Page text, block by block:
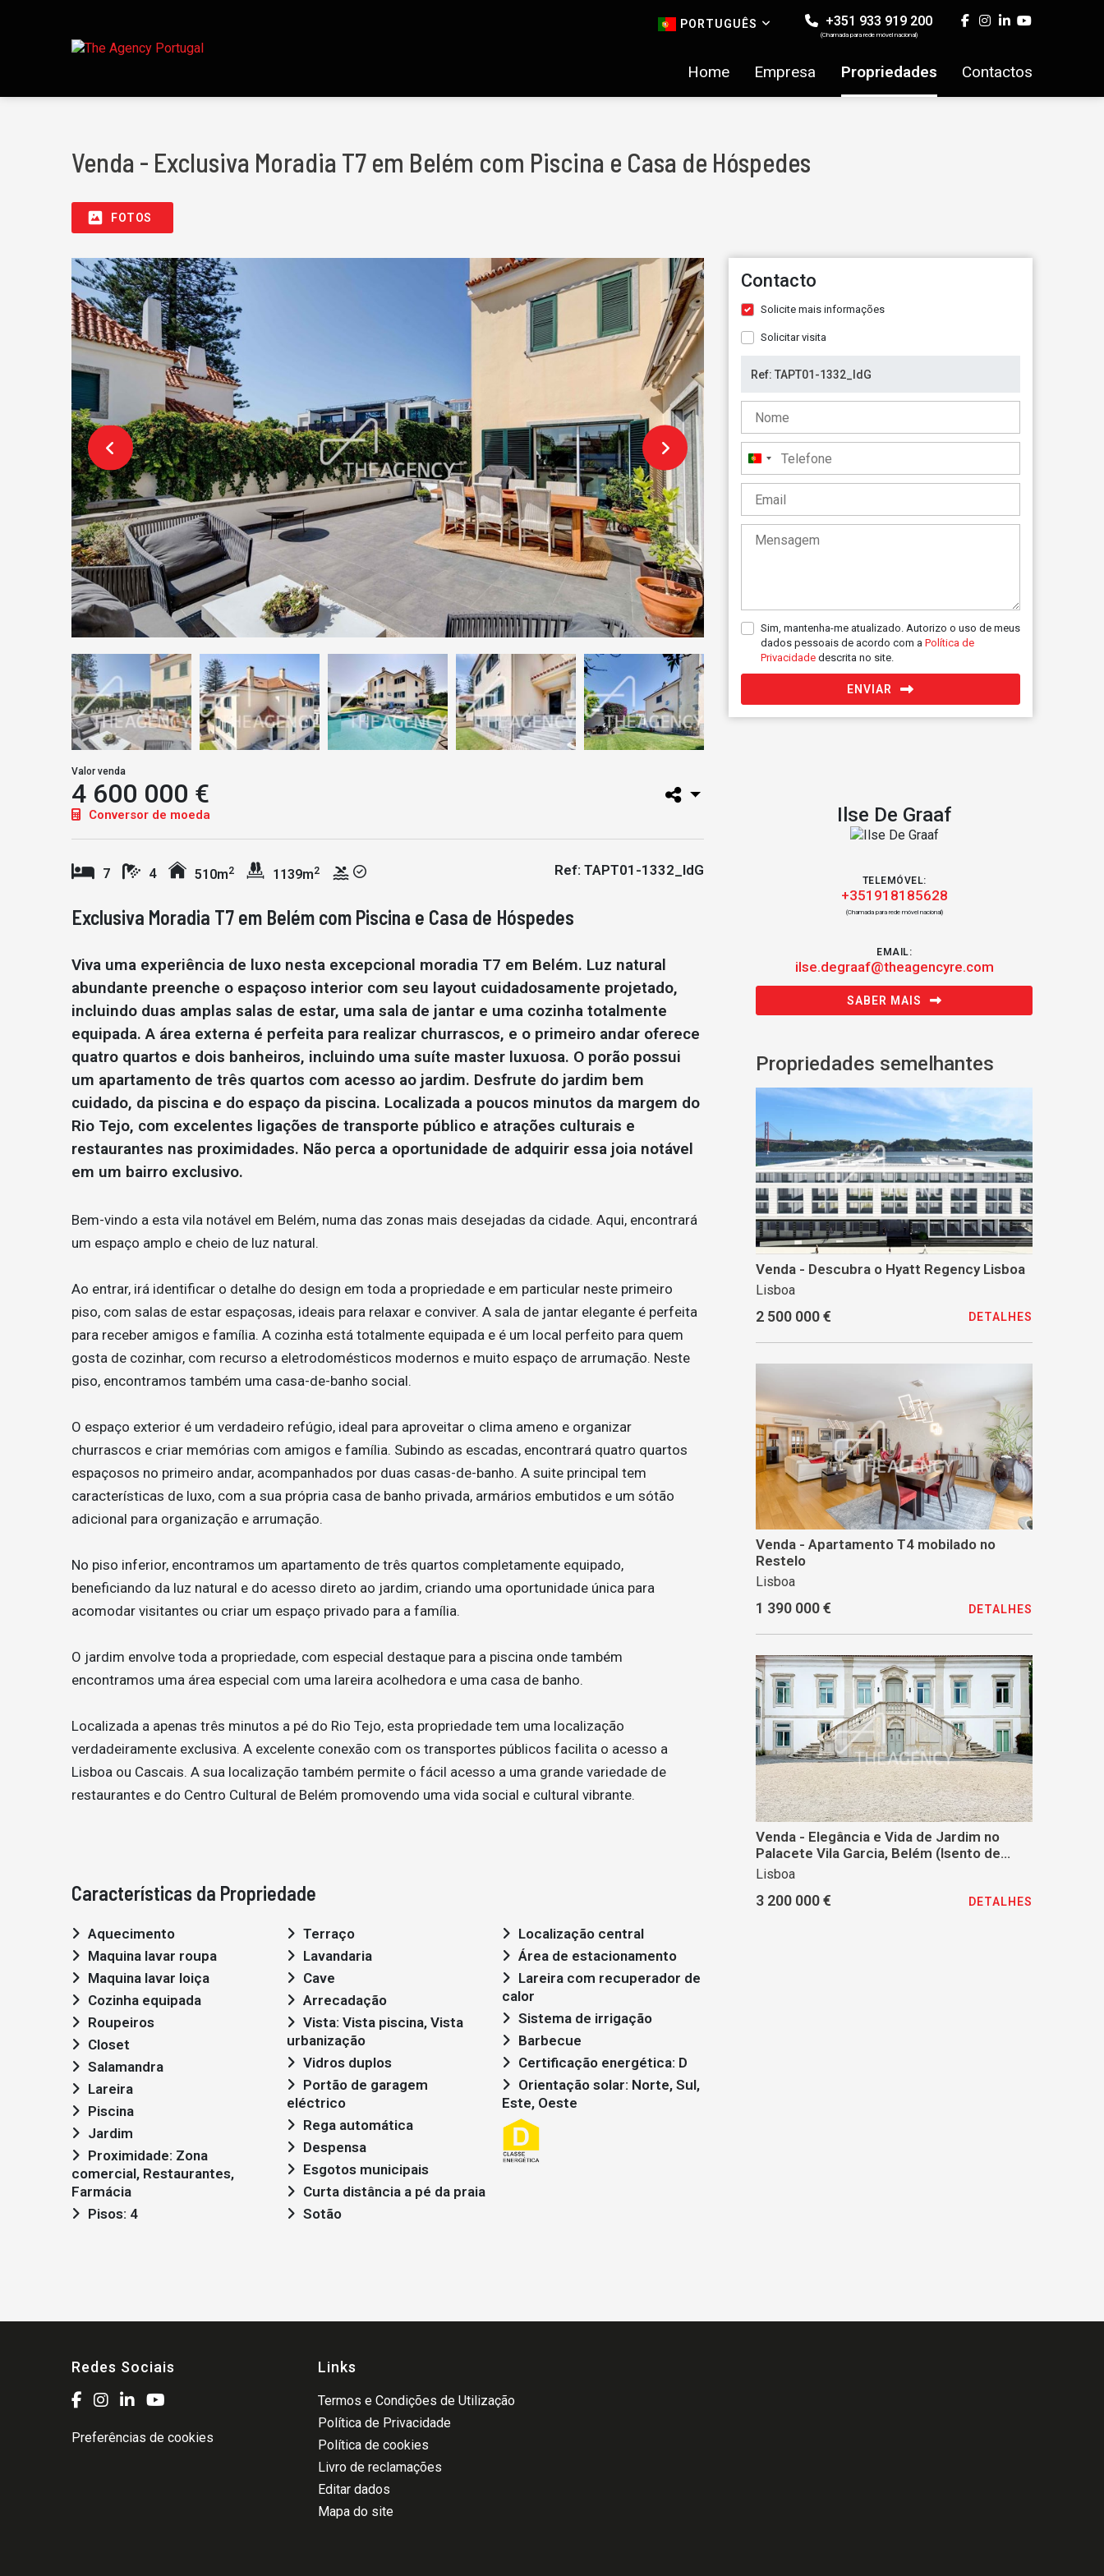
PORTUGUÊS +351 933 919 200
(Chamada para rede móvel nacional)
Home Empresa Propriedades Contactos
Venda - Exclusiva Moradia T7 em Belém com Piscina e Casa de Hóspedes
FOTOS
Valor venda
4 600 000 €
Conversor de moeda
7 4 510m2 1139m2 Ref: TAPT01-1332_IdG
Exclusiva Moradia T7 em Belém com Piscina e Casa de Hóspedes
Viva uma experiência de luxo nesta excepcional moradia T7 em Belém. Luz natural
abundante preenche o espaçoso interior com seu layout cuidadosamente projetado,
incluindo duas amplas salas de estar, uma sala de jantar e uma cozinha totalmente
equipada. A área externa é perfeita para realizar churrascos, e o primeiro andar oferece
quatro quartos e dois banheiros, incluindo uma suíte master luxuosa. O porão possui
um apartamento de três quartos com acesso ao jardim. Desfrute do jardim bem
cuidado, da piscina e do espaço da piscina. Localizada a poucos minutos da margem do
Rio Tejo, com excelentes ligações de transporte público e atrações culturais e
restaurantes nas proximidades. Não perca a oportunidade de adquirir essa joia notável
em um bairro exclusivo.
Bem-vindo a esta vila notável em Belém, numa das zonas mais desejadas da cidade. Aqui, encontrará
um espaço amplo e cheio de luz natural.
Ao entrar, irá identificar o detalhe do design em toda a propriedade e em particular neste primeiro
piso, com salas de estar espaçosas, ideais para relaxar e conviver. A sala de jantar elegante é perfeita
para receber amigos e família. A cozinha está totalmente equipada e é um local perfeito para quem
gosta de cozinhar, com recurso a eletrodomésticos modernos e muito espaço de arrumação. Neste
piso, encontramos também uma casa-de-banho social.
O espaço exterior é um verdadeiro refúgio, ideal para aproveitar o clima ameno e organizar
churrascos e criar memórias com amigos e família. Subindo as escadas, encontrará quatro quartos
espaçosos no primeiro andar, acompanhados por duas casas-de-banho. A suite principal tem
características de luxo, com a sua própria casa de banho privada, armários embutidos e um sótão
adicional para organização e arrumação.
No piso inferior, encontramos um apartamento de três quartos completamente equipado,
beneficiando da luz natural e do acesso direto ao jardim, criando uma oportunidade única para
acomodar visitantes ou criar um espaço privado para a família.
O jardim envolve toda a propriedade, com especial destaque para a piscina onde também
encontramos uma área especial com uma lareira acolhedora e uma casa de banho.
Localizada a apenas três minutos a pé do Rio Tejo, esta propriedade tem uma localização
verdadeiramente exclusiva. A excelente conexão com os transportes públicos facilita o acesso a
Lisboa ou Cascais. A sua localização também permite o fácil acesso a uma grande variedade de
restaurantes e do Centro Cultural de Belém promovendo uma vida social e cultural vibrante.
Características da Propriedade
Aquecimento
Maquina lavar roupa
Maquina lavar loiça
Cozinha equipada
Roupeiros
Closet
Salamandra
Lareira
Piscina
Jardim
comercial, Restaurantes,
Farmácia
Pisos: 4
Terraço
Lavandaria
Cave
Arrecadação
urbanização
Vidros duplos
eléctrico
Rega automática
Despensa
Esgotos municipais
Curta distância a pé da praia
Sotão
Localização central
Área de estacionamento
calor
Sistema de irrigação
Barbecue
Certificação energética: D
Este, Oeste
Contacto
Solicite mais informações
Solicitar visita
Portugal
+351
Sim, mantenha-me atualizado. Autorizo o uso de meus
dados pessoais de acordo com a Política de
Privacidade descrita no site.
ENVIAR
Ilse De Graaf
TELEMÓVEL:
+351918185628
(Chamada para rede móvel nacional)
EMAIL:
ilse.degraaf@theagencyre.com
SABER MAIS
Propriedades semelhantes
Venda - Descubra o Hyatt Regency Lisboa
Lisboa
2 500 000 € DETALHES
Venda - Apartamento T4 mobilado no
Restelo
Lisboa
1 390 000 € DETALHES
Venda - Elegância e Vida de Jardim no
Palacete Vila Garcia, Belém (Isento de
IMT)
Lisboa
3 200 000 € DETALHES
Redes Sociais
Preferências de cookies
Links
Termos e Condições de Utilização
Política de Privacidade
Política de cookies
Livro de reclamações
Editar dados
Mapa do site